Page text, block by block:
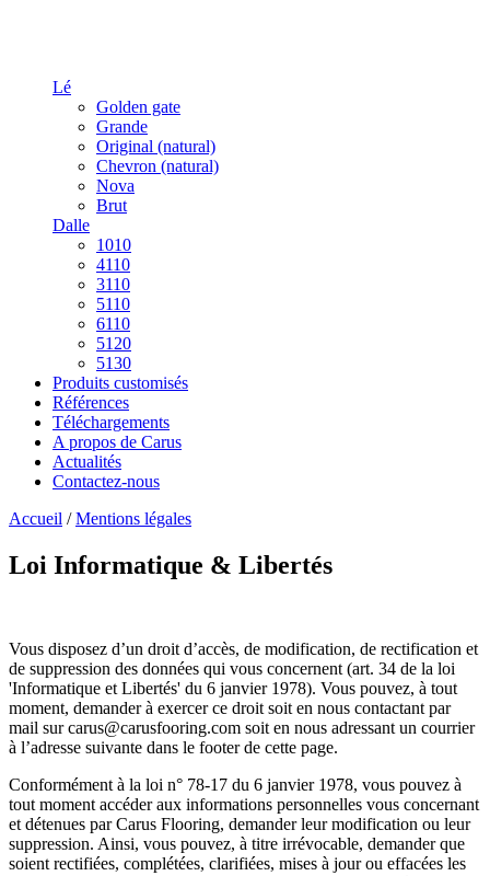
Lé
Golden gate
Grande
Original (natural)
Chevron (natural)
Nova
Brut
Dalle
1010
4110
3110
5110
6110
5120
5130
Produits customisés
Références
Téléchargements
A propos de Carus
Actualités
Contactez-nous
Accueil /Mentions légales
Loi Informatique & Libertés
Vous disposez d’un droit d’accès, de modification, de rectification et
de suppression des données qui vous concernent (art. 34 de la loi
'Informatique et Libertés' du 6 janvier 1978). Vous pouvez, à tout
moment, demander à exercer ce droit soit en nous contactant par
mail sur carus@carusfooring.com soit en nous adressant un courrier
à l’adresse suivante dans le footer de cette page.
Conformément à la loi n° 78-17 du 6 janvier 1978, vous pouvez à
tout moment accéder aux informations personnelles vous concernant
et détenues par Carus Flooring, demander leur modification ou leur
suppression. Ainsi, vous pouvez, à titre irrévocable, demander que
soient rectifiées, complétées, clarifiées, mises à jour ou effacées les